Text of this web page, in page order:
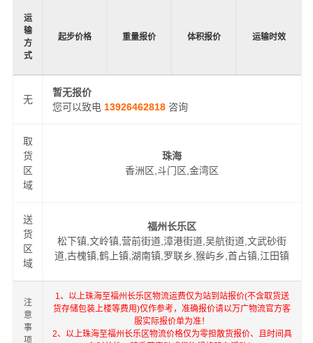
运
输
方
式
起步价格 重量报价 体积报价 运输时效
无
暂无报价
您可以致电 13926462818 咨询
取
货
区
域
珠海
香洲区,斗门区,金湾区
送
货
区
域
福州长乐区
松下镇,文岭镇,营前街道,漳港街道,吴航街道,文武砂街
道,古槐镇,鹤上镇,湖南镇,罗联乡,猴屿乡,首占镇,江田镇
注
意
事
项
1、以上珠海至福州长乐区物流运费仅为站到站报价(不含取货送
货存储包装上楼等费用)仅作参考，准确报价请以万广物流官方客
服实际报价单为准！
2、以上珠海至福州长乐区物流价格仅为零担散货报价、且时间具